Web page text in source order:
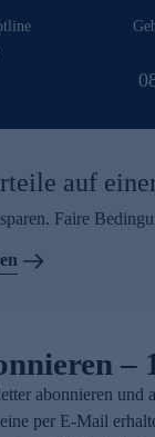
auf
Faire
–
abonnieren und
per E-Mail